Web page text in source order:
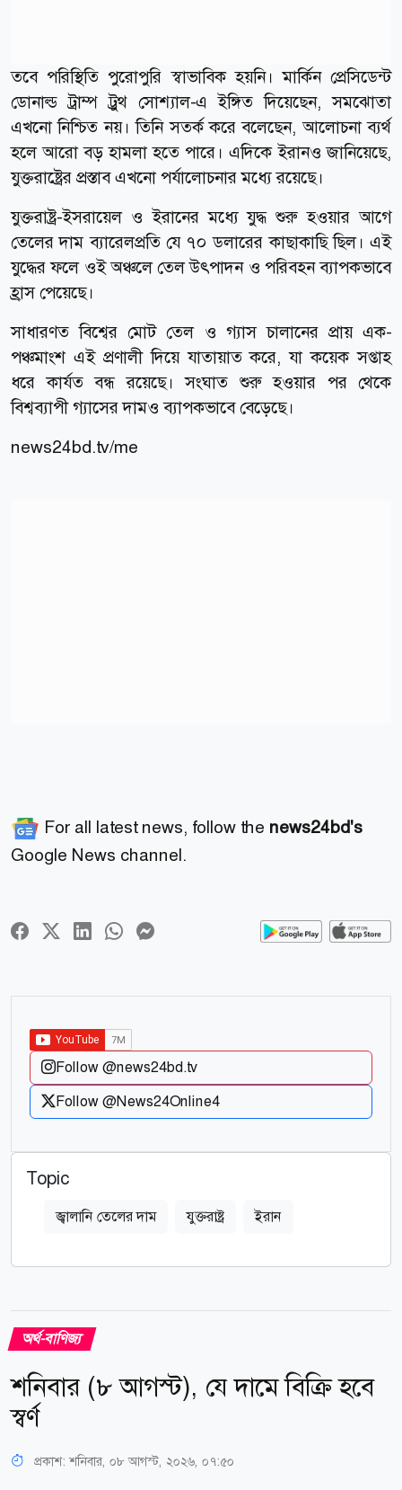
তবে পরিস্থিতি পুরোপুরি স্বাভাবিক হয়নি। মার্কিন প্রেসিডেন্ট
ডোনাল্ড ট্রাম্প ট্রুথ সোশ্যাল-এ ইঙ্গিত দিয়েছেন, সমঝোতা
এখনো নিশ্চিত নয়। তিনি সতর্ক করে বলেছেন, আলোচনা ব্যর্থ
হলে আরো বড় হামলা হতে পারে। এদিকে ইরানও জানিয়েছে,
যুক্তরাষ্ট্রের প্রস্তাব এখনো পর্যালোচনার মধ্যে রয়েছে।
যুক্তরাষ্ট্র-ইসরায়েল ও ইরানের মধ্যে যুদ্ধ শুরু হওয়ার আগে
তেলের দাম ব্যারেলপ্রতি যে ৭০ ডলারের কাছাকাছি ছিল। এই
যুদ্ধের ফলে ওই অঞ্চলে তেল উৎপাদন ও পরিবহন ব্যাপকভাবে
হ্রাস পেয়েছে।
সাধারণত বিশ্বের মোট তেল ও গ্যাস চালানের প্রায় এক-
পঞ্চমাংশ এই প্রণালী দিয়ে যাতায়াত করে, যা কয়েক সপ্তাহ
ধরে কার্যত বন্ধ রয়েছে। সংঘাত শুরু হওয়ার পর থেকে
বিশ্বব্যাপী গ্যাসের দামও ব্যাপকভাবে বেড়েছে।
news24bd.tv/me
For all latest news, follow the news24bd's
Google News channel.
Follow @news24bd.tv
Follow @News24Online4
Topic
জ্বালানি তেলের দাম যুক্তরাষ্ট্র ইরান
অর্থ-বাণিজ্য
শনিবার (৮ আগস্ট), যে দামে বিক্রি হবে
স্বর্ণ
প্রকাশ:শনিবার, ০৮ আগস্ট, ২০২৬, ০৭:৫০